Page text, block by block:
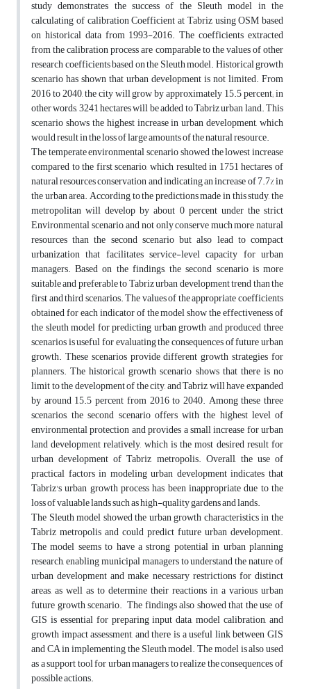
study demonstrates the success of the Sleuth model in the
calculating of calibration Coefficient at Tabriz using OSM based
on historical data from 1993-2016. The coefficients extracted
from the calibration process are comparable to the values of other
research coefficients based on the Sleuth model. Historical growth
scenario has shown that urban development is not limited. From
2016 to 2040, the city will grow by approximately 15.5 percent; in
other words, 3241 hectares will be added to Tabriz urban land. This
scenario shows the highest increase in urban development, which
would result in the loss of large amounts of the natural resource.
The temperate environmental scenario showed the lowest increase
compared to the first scenario, which resulted in 1751 hectares of
natural resources conservation and indicating an increase of 7.7% in
the urban area. According to the predictions made in this study, the
metropolitan will develop by about 0 percent under the strict
Environmental scenario, and not only conserve much more natural
resources than the second scenario but also lead to compact
urbanization that facilitates service-level capacity for urban
managers. Based on the findings, the second scenario is more
suitable and preferable to Tabriz urban development trend than the
first and third scenarios. The values of the appropriate coefficients
obtained for each indicator of the model show the effectiveness of
the sleuth model for predicting urban growth and produced three
scenarios is useful for evaluating the consequences of future urban
growth. These scenarios provide different growth strategies for
planners. The historical growth scenario shows that there is no
limit to the development of the city, and Tabriz will have expanded
by around 15.5 percent from 2016 to 2040. Among these three
scenarios, the second scenario offers with the highest level of
environmental protection and provides a small increase for urban
land development relatively, which is the most desired result for
urban development of Tabriz metropolis. Overall, the use of
practical factors in modeling urban development indicates that
Tabriz's urban growth process has been inappropriate due to the
loss of valuable lands such as high-quality gardens and lands.
The Sleuth model showed the urban growth characteristics in the
Tabriz metropolis and could predict future urban development.
The model seems to have a strong potential in urban planning
research, enabling municipal managers to understand the nature of
urban development and make necessary restrictions for distinct
areas, as well as to determine their reactions in a various urban
future growth scenario. The findings also showed that the use of
GIS is essential for preparing input data, model calibration, and
growth impact assessment, and there is a useful link between GIS
and CA in implementing the Sleuth model. The model is also used
as a support tool for urban managers to realize the consequences of
possible actions.